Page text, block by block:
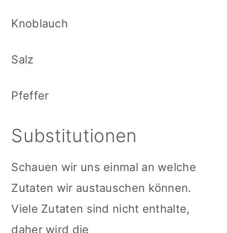
Knoblauch
Salz
Pfeffer
Substitutionen
Schauen wir uns einmal an welche
Zutaten wir austauschen können.
Viele Zutaten sind nicht enthalte,
daher wird die